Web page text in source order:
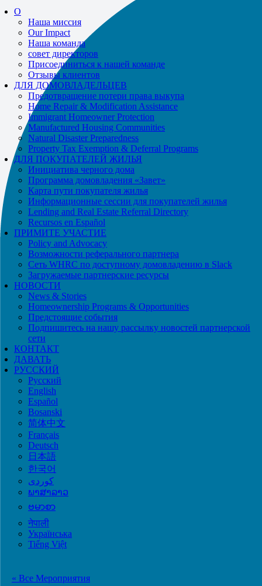
Impacted by the recent wildfires?Помощь доступна!
4663или
О
Наша миссия
Our Impact
Наша команда
совет директоров
Присоединиться к нашей команде
Отзывы клиентов
ДЛЯ ДОМОВЛАДЕЛЬЦЕВ
Предотвращение потери права выкупа
Home Repair & Modification Assistance
Immigrant Homeowner Protection
Manufactured Housing Communities
Natural Disaster Preparedness
Property Tax Exemption & Deferral Programs
ДЛЯ ПОКУПАТЕЛЕЙ ЖИЛЬЯ
Инициатива черного дома
Программа домовладения «Завет»
Карта пути покупателя жилья
Информационные сессии для покупателей жилья
Lending and Real Estate Referral Directory
Recursos en Español
ПРИМИТЕ УЧАСТИЕ
Policy and Advocacy
Возможности реферального партнера
Сеть WHRC по доступному домовладению в Slack
Загружаемые партнерские ресурсы
НОВОСТИ
News & Stories
Homeownership Programs & Opportunities
Предстоящие события
Подпишитесь на нашу рассылку новостей партнерской
сети
КОНТАКТ
ДАВАТЬ
РУССКИЙ
Русский
English
Español
Bosanski
简体中文
Français
Deutsch
日本語
한국어
ພາສາລາວ
ဗမာစာ
नेपाली
Українська
Tiếng Việt
« Все Мероприятия